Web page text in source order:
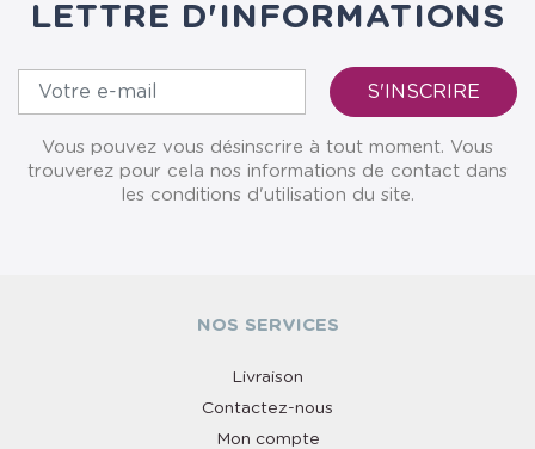
LETTRE D'INFORMATIONS
Vous pouvez vous désinscrire à tout moment. Vous
trouverez pour cela nos informations de contact dans
les conditions d'utilisation du site.
NOS SERVICES
Livraison
Contactez-nous
Mon compte